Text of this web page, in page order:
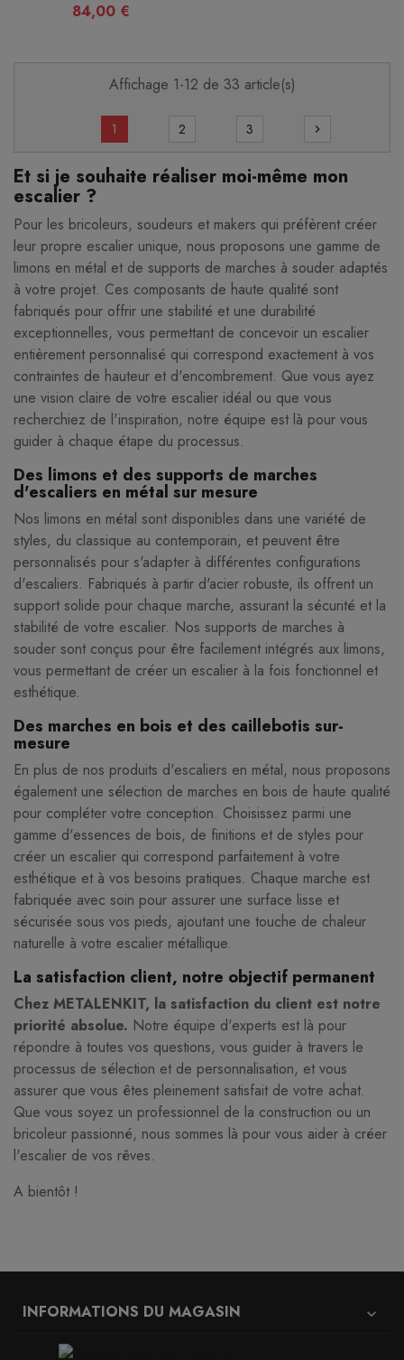
84,00 €
Affichage 1-12 de 33 article(s)
1 2 3 chevron_right
Et si je souhaite réaliser moi-même mon
escalier ?
Pour les bricoleurs, soudeurs et makers qui préfèrent créer
leur propre escalier unique, nous proposons une gamme de
limons en métal et de supports de marches à souder adaptés
à votre projet. Ces composants de haute qualité sont
fabriqués pour offrir une stabilité et une durabilité
exceptionnelles, vous permettant de concevoir un escalier
entièrement personnalisé qui correspond exactement à vos
contraintes de hauteur et d'encombrement. Que vous ayez
une vision claire de votre escalier idéal ou que vous
recherchiez de l'inspiration, notre équipe est là pour vous
guider à chaque étape du processus.
Des limons et des supports de marches
d'escaliers en métal sur mesure
Nos limons en métal sont disponibles dans une variété de
styles, du classique au contemporain, et peuvent être
personnalisés pour s'adapter à différentes configurations
d'escaliers. Fabriqués à partir d'acier robuste, ils offrent un
support solide pour chaque marche, assurant la sécurité et la
stabilité de votre escalier. Nos supports de marches à
souder sont conçus pour être facilement intégrés aux limons,
vous permettant de créer un escalier à la fois fonctionnel et
esthétique.
Des marches en bois et des caillebotis sur-
mesure
En plus de nos produits d'escaliers en métal, nous proposons
également une sélection de marches en bois de haute qualité
pour compléter votre conception. Choisissez parmi une
gamme d'essences de bois, de finitions et de styles pour
créer un escalier qui correspond parfaitement à votre
esthétique et à vos besoins pratiques. Chaque marche est
fabriquée avec soin pour assurer une surface lisse et
sécurisée sous vos pieds, ajoutant une touche de chaleur
naturelle à votre escalier métallique.
La satisfaction client, notre objectif permanent
Chez METALENKIT, la satisfaction du client est notre
priorité absolue. Notre équipe d'experts est là pour
répondre à toutes vos questions, vous guider à travers le
processus de sélection et de personnalisation, et vous
assurer que vous êtes pleinement satisfait de votre achat.
Que vous soyez un professionnel de la construction ou un
bricoleur passionné, nous sommes là pour vous aider à créer
l'escalier de vos rêves.
A bientôt !
INFORMATIONS DU MAGASIN expand_more